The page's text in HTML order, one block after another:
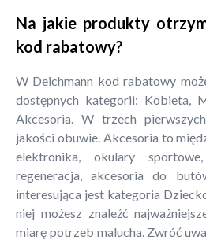
Na jakie produkty
kod rabatowy?
W Deichmann kod rabatowy
dostępnych kategorii: Kobieta,
Akcesoria. W trzech
jakości obuwie. Akcesoria to
elektronika, okulary
regeneracja, akcesoria do
interesująca jest kategoria
niej możesz znaleźć
miarę potrzeb malucha. Zwróć